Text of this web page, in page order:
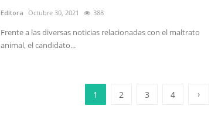
Editora Octubre 30, 2021 388
Frente a las diversas noticias relacionadas con el maltrato
animal, el candidato...
1 2 3 4 ›